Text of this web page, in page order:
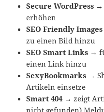
Secure WordPress
erhöhen
SEO Friendly Images
zu einen Bild hinzu
SEO Smart Links →
einen Link hinzu
SexyBookmarks →
Artikeln einsetze
Smart 404 →zeigt